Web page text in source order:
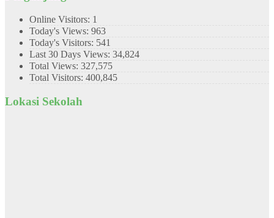
Online Visitors: 1
Today's Views: 963
Today's Visitors: 541
Last 30 Days Views: 34,824
Total Views: 327,575
Total Visitors: 400,845
Lokasi Sekolah